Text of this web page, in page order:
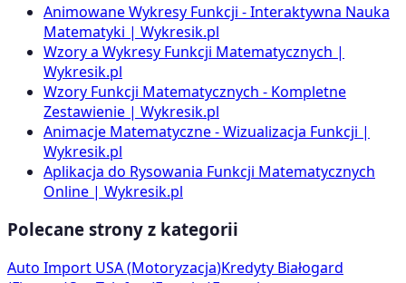
Animowane Wykresy Funkcji - Interaktywna Nauka
Matematyki | Wykresik.pl
Wzory a Wykresy Funkcji Matematycznych |
Wykresik.pl
Wzory Funkcji Matematycznych - Kompletne
Zestawienie | Wykresik.pl
Animacje Matematyczne - Wizualizacja Funkcji |
Wykresik.pl
Aplikacja do Rysowania Funkcji Matematycznych
Online | Wykresik.pl
Polecane strony z kategorii
Auto Import USA(Motoryzacja)Kredyty Białogard